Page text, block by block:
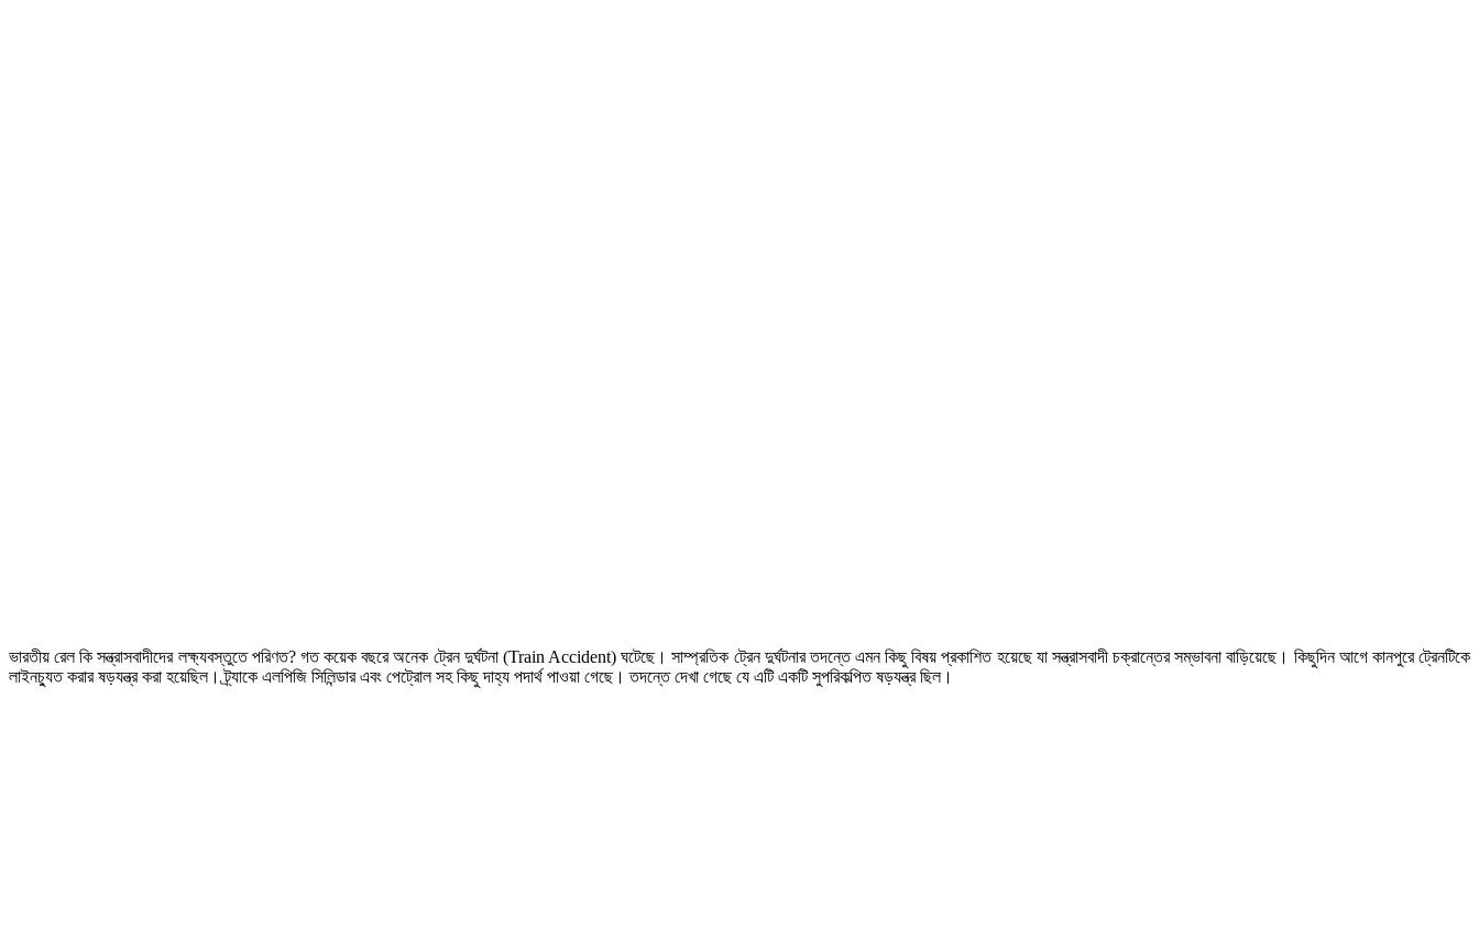
ভারতীয় রেল কি সন্ত্রাসবাদীদের লক্ষ্যবস্তুতে পরিণত? গত কয়েক বছরে অনেক ট্রেন দুর্ঘটনা (Train Accident) ঘটেছে। সাম্প্রতিক ট্রেন দুর্ঘটনার তদন্তে এমন কিছু বিষয় প্রকাশিত হয়েছে যা সন্ত্রাসবাদী চক্রান্তের সম্ভাবনা বাড়িয়েছে। কিছুদিন আগে কানপুরে ট্রেনটিকে
লাইনচ্যুত করার ষড়যন্ত্র করা হয়েছিল। ট্র্যাকে এলপিজি সিলিন্ডার এবং পেট্রোল সহ কিছু দাহ্য পদার্থ পাওয়া গেছে। তদন্তে দেখা গেছে যে এটি একটি সুপরিকল্পিত ষড়যন্ত্র ছিল।